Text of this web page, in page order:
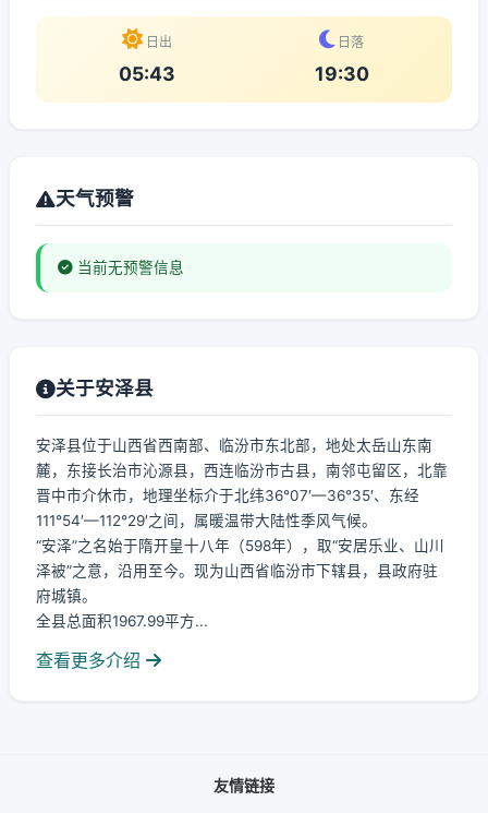
日出
05:43
日落
19:30
天气预警
当前无预警信息
关于安泽县
安泽县位于山西省西南部、临汾市东北部，地处太岳山东南
麓，东接长治市沁源县，西连临汾市古县，南邻屯留区，北靠
晋中市介休市，地理坐标介于北纬36°07′—36°35′、东经
111°54′—112°29′之间，属暖温带大陆性季风气候。
“安泽”之名始于隋开皇十八年（598年），取“安居乐业、山川
泽被”之意，沿用至今。现为山西省临汾市下辖县，县政府驻
府城镇。
全县总面积1967.99平方...
查看更多介绍
友情链接